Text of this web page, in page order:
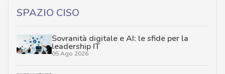
SPAZIO CISO
Sovranità digitale e AI: le sfide per la
leadership IT
05 Ago 2026